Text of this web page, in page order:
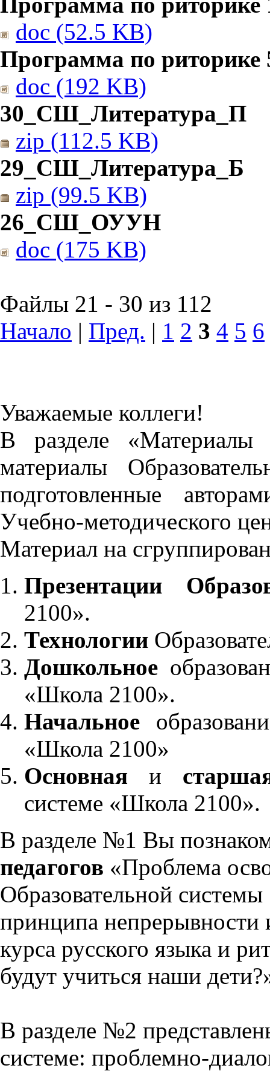
doc (52.5 KB)
Программа по риторике
doc (192 KB)
30_СШ_Литература_П
zip (112.5 KB)
29_СШ_Литература_Б
zip (99.5 KB)
26_СШ_ОУУН
doc (175 KB)
Файлы 21 - 30 из 112
Начало | Пред. | 1 2 3 4 5 6
Уважаемые коллеги!
В разделе «Материалы
материалы
подготовленные
Учебно-методического
Материал на
Презентации
2100».
Технологии
Дошкольное
«Школа 2100».
Начальное
«Школа 2100»
Основнаяи
системе «Школа 2100».
В разделе №1 Вы
педагогов «Проблема
Образовательной
принципа непрерывности
курса русского языка и
будут учиться наши
В разделе №2
системе: проблемно-